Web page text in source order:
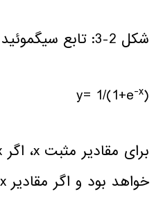
شکل 2-3: تابع سیگموئید
y= 1/(1+e-x)